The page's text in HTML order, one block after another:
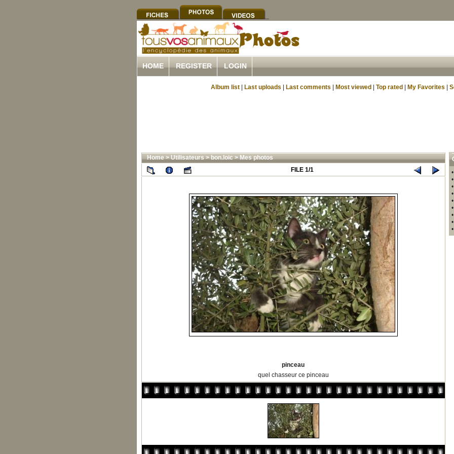
HOME REGISTER LOGIN
Album list Last uploads Last comments Most viewed Top rated My Favorites
Home>Utilisateurs>bon.loic>Mes photos
FILE 1/1
pinceau
quel chasseur ce pinceau
•
•
•
•